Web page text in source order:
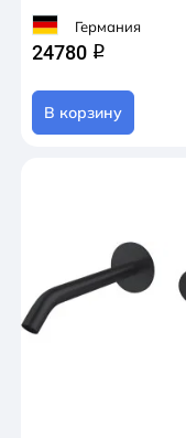
Германия
24780 q
В корзину